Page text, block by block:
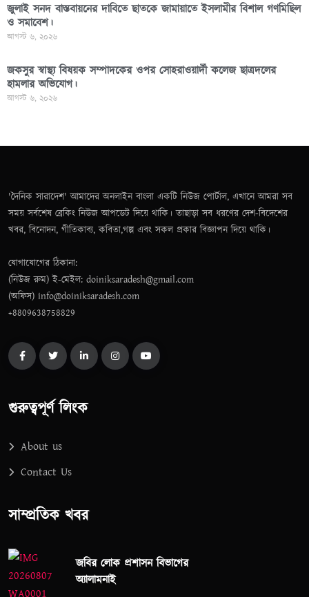
জুলাই সনদ বাস্তবায়নের দাবিতে ছাতকে জামায়াতে ইসলামীর বিশাল গণমিছিল
ও সমাবেশ।
আগস্ট ৬, ২০২৬
জকসুর স্বাস্থ্য বিষয়ক সম্পাদকের ওপর সোহরাওয়ার্দী কলেজ ছাত্রদলের
হামলার অভিযোগ।
আগস্ট ৬, ২০২৬
'দৈনিক সারাদেশ' আমাদের অনলাইন বাংলা একটি নিউজ পোর্টাল, এখানে আমরা সব
সময় সর্বশেষ ব্রেকিং নিউজ আপডেট দিয়ে থাকি। তাছাড়া সব ধরণের দেশ-বিদেশের
খবর, বিনোদন, গীতিকাব্য, কবিতা,গল্প এবং সকল প্রকার বিজ্ঞাপন দিয়ে থাকি।
যোগাযোগের ঠিকানা:
(নিউজ রুম) ই-মেইল: doiniksaradesh@gmail.com
(অফিস) info@doiniksaradesh.com
+8809638758829
গুরুত্বপূর্ণ লিংক
About us
Contact Us
সাম্প্রতিক খবর
জবির লোক প্রশাসন বিভাগের
অ্যালামনাই